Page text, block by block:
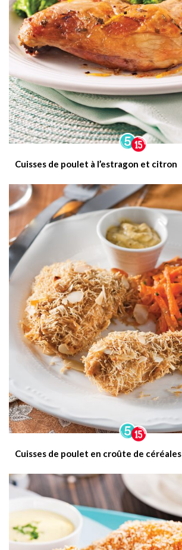
Cuisses de poulet à l’estragon et citron
Cuisses de poulet en croûte de céréales